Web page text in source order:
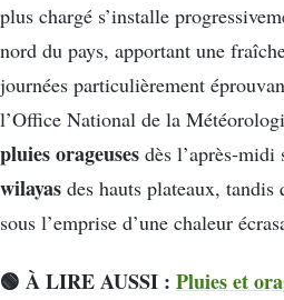
plus chargé s’installe
nord du pays, apportant une
journées particulièrement
l’Office National de la
pluies orageuses dès l’après-midi
wilayas des hauts plateaux, tandis
sous l’emprise d’une chaleur
🟢 À LIRE AUSSI : Pluies et